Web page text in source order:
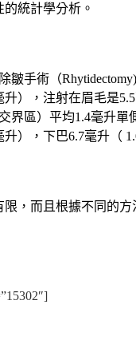
統計學分析。
手術（
），注射在眉毛是
區）平均1.4毫升單
），下巴6.7毫升（
，而且根據不同的